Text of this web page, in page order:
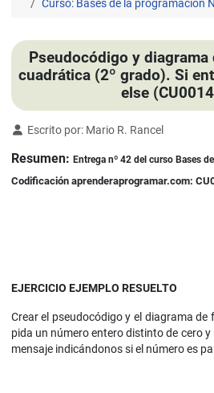
Curso: Bases de la programación
Pseudocódigo y
cuadrática (2º grado). Si
else
Detalles
Escrito por: Mario R. Rancel
Resumen: Entrega nº 42 del curso Bases
Codificación aprenderaprogramar.com:
EJERCICIO EJEMPLO RESUELTO
Crear el pseudocódigo y el diagrama
pida un número entero distinto de cero
mensaje indicándonos si el número es